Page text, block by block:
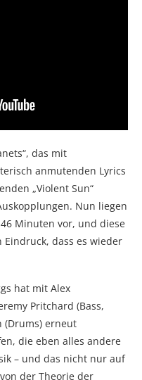
das mit
anmutenden Lyrics
„Violent Sun“
Nun liegen
Minuten vor, und diese
dass es wieder
hat mit Alex
Pritchard (Bass,
(Drums) erneut
die eben alles andere
– und das nicht nur auf
der Theorie der